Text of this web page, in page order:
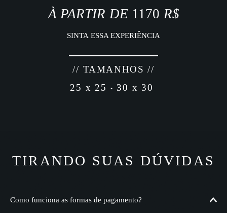
À PARTIR DE 1170 R$
SINTA ESSA EXPERIÊNCIA
// TAMANHOS //
25 x 25
• 30 x 30
TIRANDO SUAS DÚVIDAS
Como funciona as formas de pagamento?